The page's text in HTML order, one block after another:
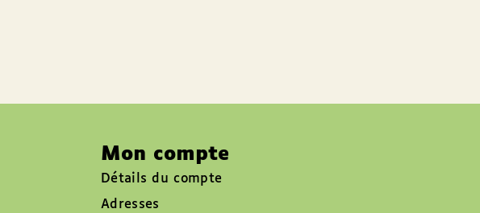
Mon compte
Détails du compte
Adresses